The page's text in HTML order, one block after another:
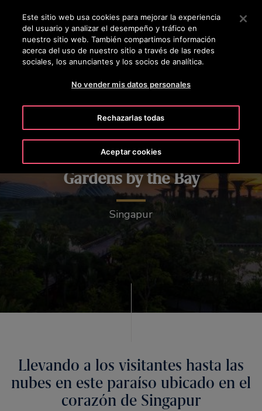
Pulse Intro para saltar al contenido principal
OTISLINE 01 8009111061
BUSCAR
Gardens by the Bay
Singapur
Llevando a los visitantes hasta las
nubes en este paraíso ubicado en el
corazón de Singapur
Este sitio web usa cookies para mejorar la experiencia
del usuario y analizar el desempeño y tráfico en
nuestro sitio web. También compartimos información
acerca del uso de nuestro sitio a través de las redes
sociales, los anunciantes y los socios de analítica.
No vender mis datos personales
Rechazarlas todas
Aceptar cookies